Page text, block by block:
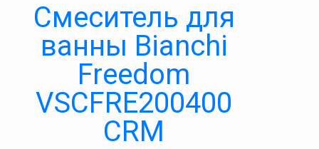
Смеситель для
ванны Bianchi
Freedom
VSCFRE200400
CRM